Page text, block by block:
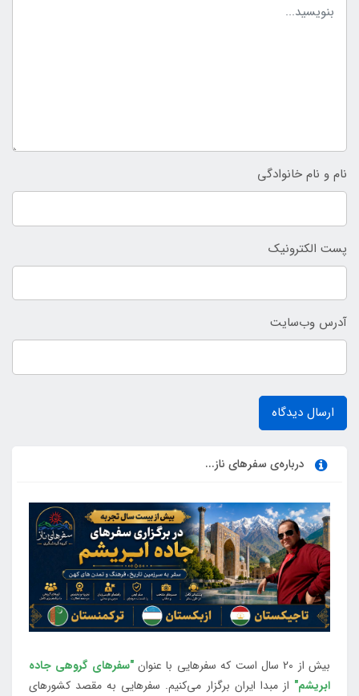
نام و نام خانوادگی
پست الکترونیک
آدرس وب‌سایت
ارسال دیدگاه
درباره‌ی سفرهای ناز...
بیش از 20 سال است که سفرهایی با عنوان
"سفرهای گروهی جاده
ابریشم" از مبدا ایران برگزار می‌کنیم. سفرهایی به مقصد کشورهای